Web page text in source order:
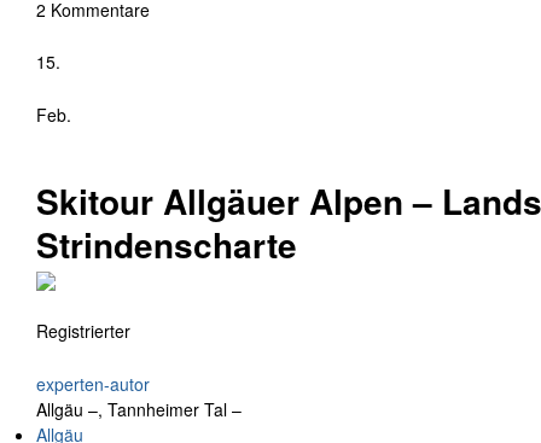
2 Kommentare
15.
Feb.
Skitour Allgäuer Alpen –
Strindenscharte
Registrierter
experten-autor
Allgäu –, Tannheimer Tal –
Allgäu